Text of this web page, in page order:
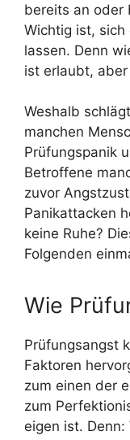
bereits an oder
Wichtig ist,
lassen. Denn
ist erlaubt,
Weshalb
manchen
Prüfungspanik
Betroffene
zuvor
Panikattacken
keine Ruhe?
Folgenden
Wie
Prüfungsangst
Faktoren
zum einen der
zum
eigen ist. Denn: